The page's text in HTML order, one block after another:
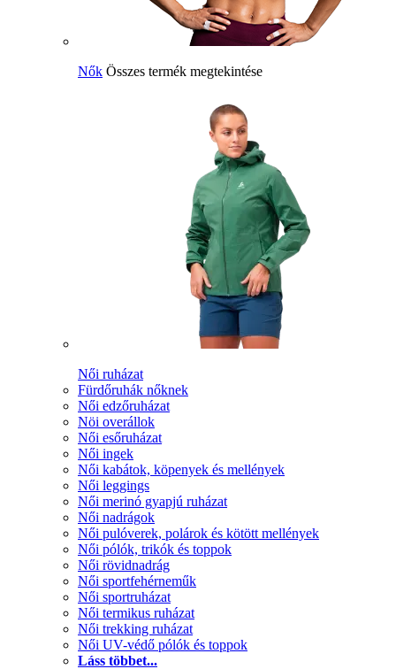
Nők Összes termék megtekintése
Női ruházat
Fürdőruhák nőknek
Női edzőruházat
Nöi overállok
Női esőruházat
Női ingek
Női kabátok, köpenyek és mellények
Női leggings
Női merinó gyapjú ruházat
Női nadrágok
Női pulóverek, polárok és kötött mellények
Női pólók, trikók és toppok
Női rövidnadrág
Női sportfehérneműk
Női sportruházat
Női termikus ruházat
Női trekking ruházat
Női UV-védő pólók és toppok
Láss többet...